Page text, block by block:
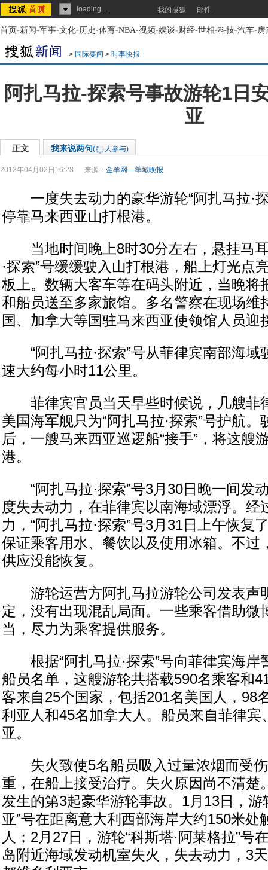
loading... 我的搜狐 邮件
首页-新闻-军事-文化-历史-体育-NBA-视频-娱谈-财经-世相-科技-汽车-房
> 国际要闻 > 时事快报
阿扎马拉-探索号事故游轮1日
亚
正文 我来说两句( 人参与)
2012年04月02日16:28 来源： 金羊网—羊城晚报
一度失去动力的豪华游轮“阿扎马拉·
停靠马来西亚山打根港。
当地时间晚上8时30分左右，悬挂马耳
·探索”号缓缓驶入山打根港，船上灯光点
板上。数辆大客车等在码头附近，当晚将
和船员送至多家旅馆。多名警察在现场维
国、加拿大等国驻马来西亚使领馆人员迎
“阿扎马拉·探索”号从菲律宾南部海域
速大约每小时11公里。
菲律宾官员当天早些时候说，几艘菲
美国海军舰只为“阿扎马拉·探索”号护航
后，一艘马来西亚巡逻船“接手”，将这艘
港。
“阿扎马拉·探索”号3月30日晚一间发
度失去动力，在菲律宾以南海域漂浮。经
力，“阿扎马拉·探索”号3月31日上午恢复
保证乘客用水、餐饮以及使用冰箱。不过
供应没能恢复。
游轮运营方阿扎马拉游轮公司发表声
定，没有出现混乱局面。一些乘客借助微
当，尽力为乘客提供服务。
根据“阿扎马拉·探索”号向菲律宾海岸
船员名单，这艘游轮共搭载590名乘客和
客来自25个国家，包括201名美国人，98
利亚人和45名加拿大人。船员来自菲律宾
亚。
失火致使5名船员吸入过量浓烟而受伤
重，在船上接受治疗。失火原因尚不清楚
发生的第3起豪华游轮事故。1月13日，游
亚”号在距离意大利西部海岸大约150米处
人；2月27日，游轮“科斯塔·阿莱格拉”号
岛附近海域发动机室失火，失去动力，3